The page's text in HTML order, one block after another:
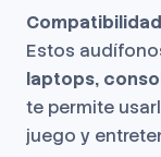
Estos
laptops,
te permite
juego y